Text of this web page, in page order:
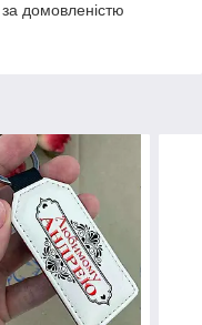
домовленістю